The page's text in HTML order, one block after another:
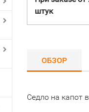
штук
ОБЗОР
Седло на капот